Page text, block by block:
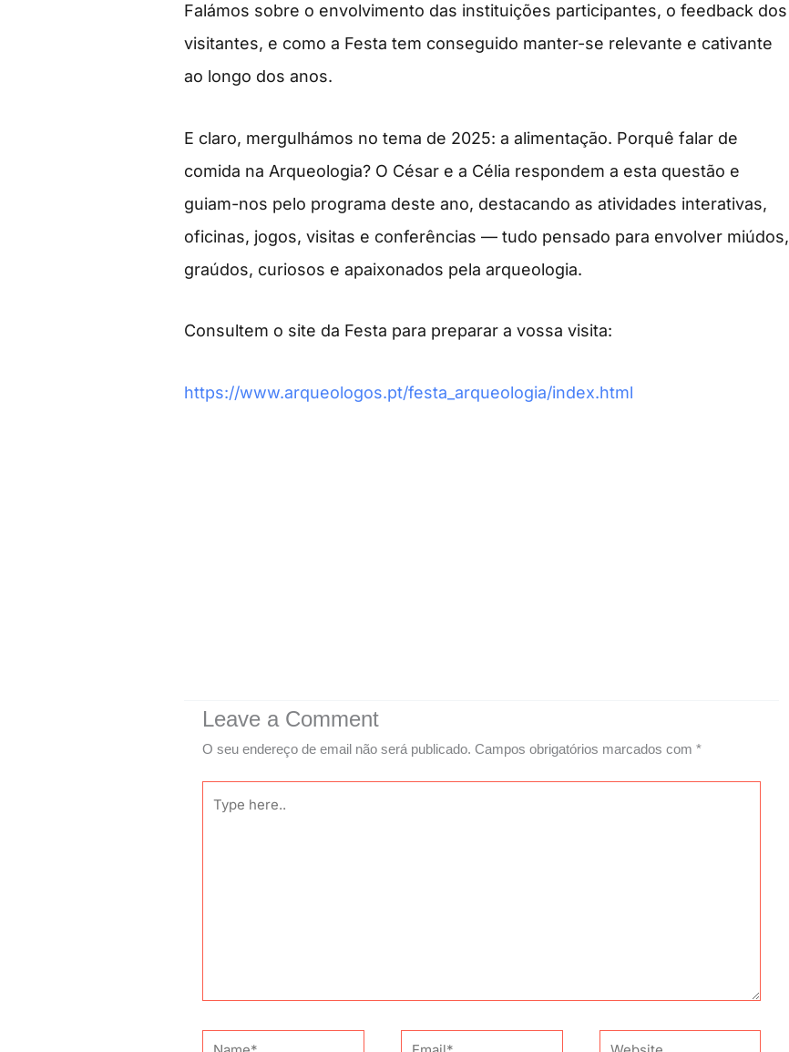
Falámos sobre o envolvimento das instituições participantes, o feedback dos
visitantes, e como a Festa tem conseguido manter-se relevante e cativante
ao longo dos anos.
E claro, mergulhámos no tema de 2025: a alimentação. Porquê falar de
comida na Arqueologia? O César e a Célia respondem a esta questão e
guiam-nos pelo programa deste ano, destacando as atividades interativas,
oficinas, jogos, visitas e conferências — tudo pensado para envolver miúdos,
graúdos, curiosos e apaixonados pela arqueologia.
Consultem o site da Festa para preparar a vossa visita:
https://www.arqueologos.pt/festa_arqueologia/index.html
Leave a Comment
O seu endereço de email não será publicado. Campos obrigatórios marcados com *
here..
Name* Email* Website